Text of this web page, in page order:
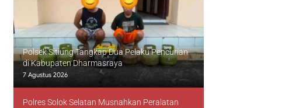
Polsek Sitiung Tangkap Dua Pelaku Pencurian
di Kabupaten Dharmasraya
7 Agustus 2026
Polres Solok Selatan Musnahkan Peralatan